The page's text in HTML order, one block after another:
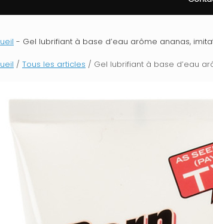
- Gel lubrifiant à base d’eau arôme ananas,
/ Tous les articles / Gel lubrifiant à base d’eau